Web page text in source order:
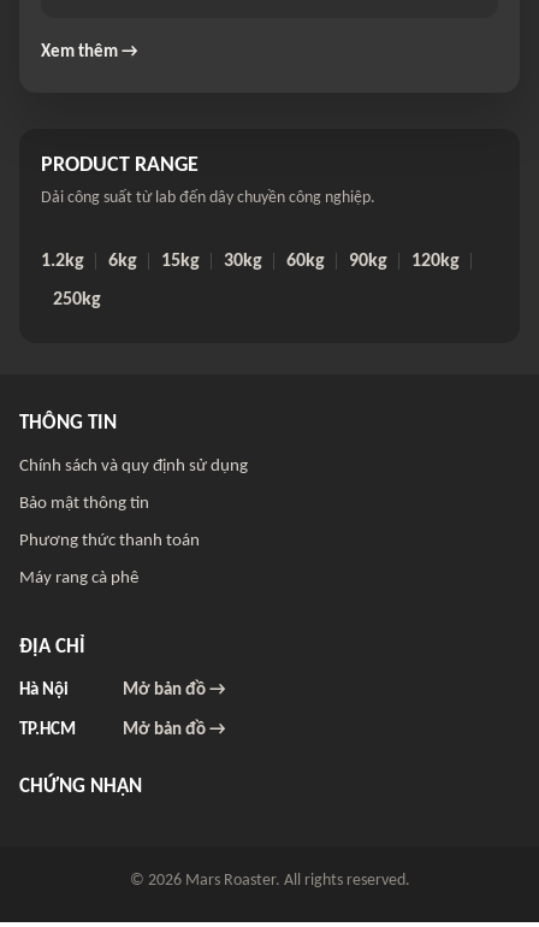
Xem thêm →
PRODUCT RANGE
Dải công suất từ lab đến dây chuyền công nghiệp.
1.2kg 6kg 15kg 30kg 60kg 90kg
120kg
250kg
THÔNG TIN
Chính sách và quy định sử dụng
Bảo mật thông tin
Phương thức thanh toán
Máy rang cà phê
ĐỊA CHỈ
Hà Nội Mở bản đồ →
TP.HCM Mở bản đồ →
CHỨNG NHẬN
© 2026 Mars Roaster. All rights reserved.